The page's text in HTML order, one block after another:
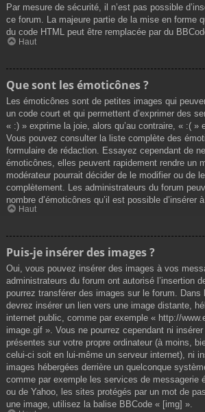
Par mesure de sécurité, il n’est pas possible
ce forum. La majeure partie de la mise en forme
du code HTML peut être remplacée par du
Haut
Que sont les émoticônes ?
Les émoticônes sont de petites images qui
un code court et qui permettent d’exprimer des
« :) » exprime la joie, alors qu’au contraire, « :( »
Vous pouvez consulter la liste complète des
formulaire de rédaction. Essayez cependant de
émoticônes, elles peuvent rapidement rendre un
modérateur pourrait décider de le modifier ou de
complètement. Les administrateurs du forum
nombre d’émoticônes qu’il est possible d’insérer
Haut
Puis-je insérer des images ?
Oui, vous pouvez insérer des images à vos
administrateurs du forum ont autorisé l’insertion
pourrez transférer des images sur le forum.
devrez insérer un lien vers une image distante,
internet public, comme par exemple « http://
image.gif ». Vous ne pourrez cependant ni
présentes sur votre propre ordinateur (à moins,
celui-ci soit en lui-même un serveur internet), ni
images hébergées derrière un quelconque
comme par exemple les services de messagerie
ou de Yahoo, les sites protégés par un mot de
une image, utilisez la balise BBCode « [img] ».